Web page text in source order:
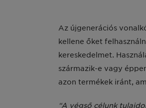
Az újgenerációs
kellene őket
kereskedelmet.
származik-e vagy
azon termékek iránt,
“A végső célunk